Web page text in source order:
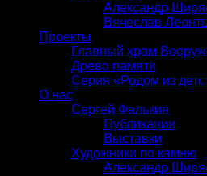
Александр
Вячеслав
Проекты
Главный храм
Древо памяти
Серия «Родом из
О нас
Сергей Фалькин
Публикации
Выставки
Художники по камню
Александр